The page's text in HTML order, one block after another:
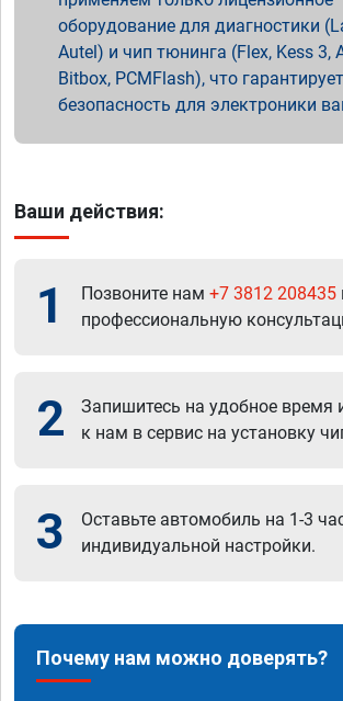
оборудование для диагностики
Autel) и чип тюнинга (Flex, Kess 3,
Bitbox, PCMFlash), что гарантирует
безопасность для электроники
Ваши действия:
1 Позвоните нам +7 3812 208435
профессиональную
2
Запишитесь на удобное время
к нам в сервис на установку
3
Оставьте автомобиль на 1-3
индивидуальной настройки.
Почему нам можно доверять?